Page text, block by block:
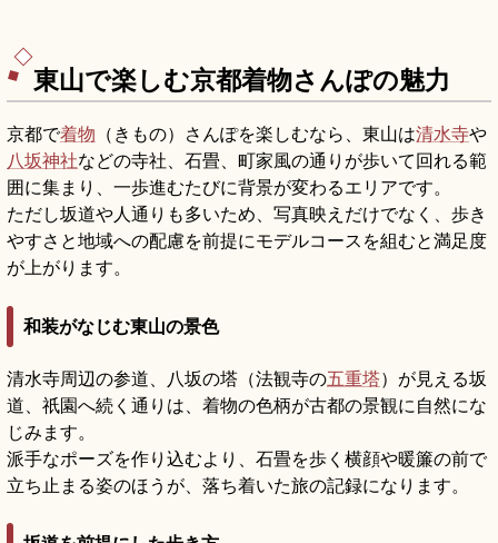
東山で楽しむ京都着物さんぽの魅力
京都で着物 （きもの）さんぽを楽しむなら、東山は清水寺や
八坂神社などの寺社、石畳、町家風の通りが歩いて回れる範
囲に集まり、一歩進むたびに背景が変わるエリアです。
ただし坂道や人通りも多いため、写真映えだけでなく、歩き
やすさと地域への配慮を前提にモデルコースを組むと満足度
が上がります。
和装がなじむ東山の景色
清水寺周辺の参道、八坂の塔（法観寺の五重塔）が見える坂
道、祇園へ続く通りは、着物の色柄が古都の景観に自然にな
じみます。
派手なポーズを作り込むより、石畳を歩く横顔や暖簾の前で
立ち止まる姿のほうが、落ち着いた旅の記録になります。